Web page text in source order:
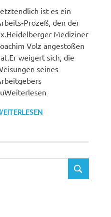
ist es ein
Prozeß, den der
Mediziner
Volz angestoßen
weigert sich, die
seines
SUCHEN